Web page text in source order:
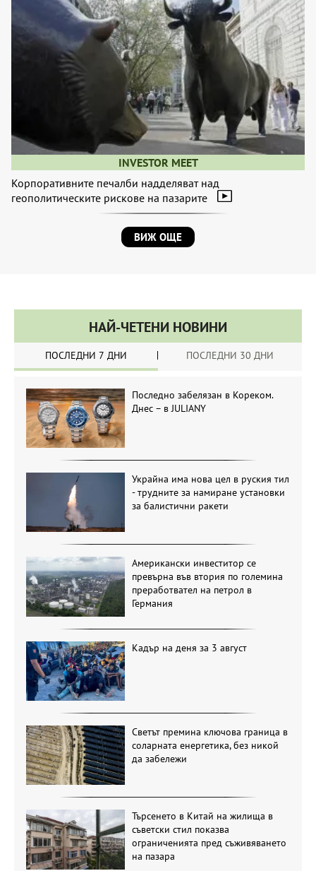
INVESTOR MEET
Корпоративните печалби надделяват над
геополитическите рискове на пазарите
ВИЖ ОЩЕ
НАЙ-ЧЕТЕНИ НОВИНИ
ПОСЛЕДНИ 7 ДНИ ПОСЛЕДНИ 30 ДНИ
Последно забелязан в Кореком.
Днес – в JULIANY
Украйна има нова цел в руския тил
- трудните за намиране установки
за балистични ракети
Американски инвеститор се
превърна във втория по големина
преработвател на петрол в
Германия
Кадър на деня за 3 август
Светът премина ключова граница в
соларната енергетика, без никой
да забележи
Търсенето в Китай на жилища в
съветски стил показва
ограниченията пред съживяването
на пазара